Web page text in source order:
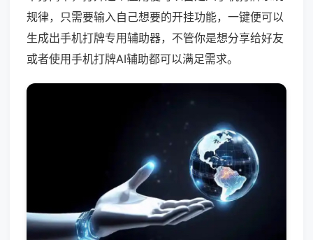
规律，只需要输入自己想要的开挂功能，一键便可以
生成出手机打牌专用辅助器，不管你是想分享给好友
或者使用手机打牌AI辅助都可以满足需求。